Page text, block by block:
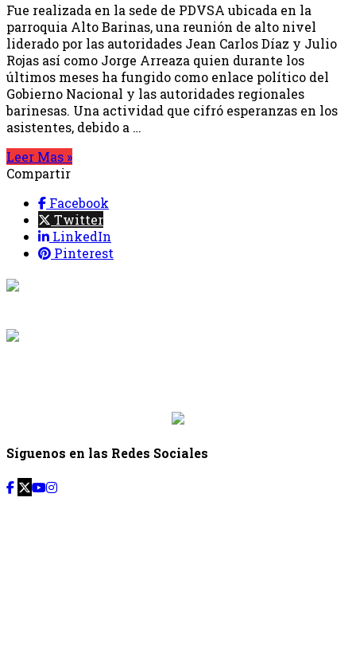
Fue realizada en la sede de PDVSA ubicada en la
parroquia Alto Barinas, una reunión de alto nivel
liderado por las autoridades Jean Carlos Díaz y Julio
Rojas así como Jorge Arreaza quien durante los
últimos meses ha fungido como enlace político del
Gobierno Nacional y las autoridades regionales
barinesas. Una actividad que cifró esperanzas en los
asistentes, debido a …
Leer Mas »
Compartir
Facebook
Twitter
LinkedIn
Pinterest
Síguenos en las Redes Sociales